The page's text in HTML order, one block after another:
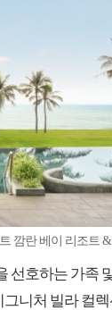
깜란 베이 리조트
선호하는 가족
니처 빌라 컬